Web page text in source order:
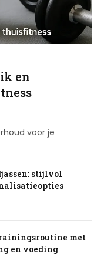
en
voor je
stijlvol
met
en voeding